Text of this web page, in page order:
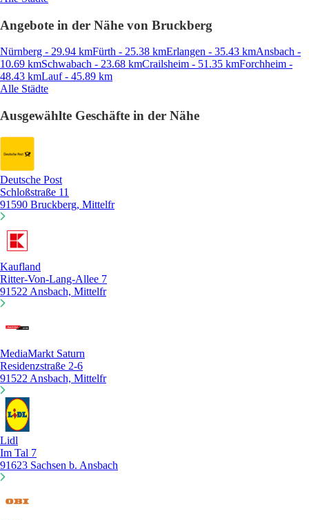
Angebote in der Nähe von Bruckberg
Nürnberg - 29.94 kmFürth - 25.38 kmErlangen - 35.43 kmAnsbach -
10.69 kmSchwabach - 23.68 kmCrailsheim - 51.35 kmForchheim -
48.43 kmLauf - 45.89 km
Alle Städte
Ausgewählte Geschäfte in der Nähe
Deutsche Post
Schloßstraße 11
91590 Bruckberg, Mittelfr
Kaufland
Ritter-Von-Lang-Allee 7
91522 Ansbach, Mittelfr
MediaMarkt Saturn
Residenzstraße 2-6
91522 Ansbach, Mittelfr
Lidl
Im Tal 7
91623 Sachsen b. Ansbach